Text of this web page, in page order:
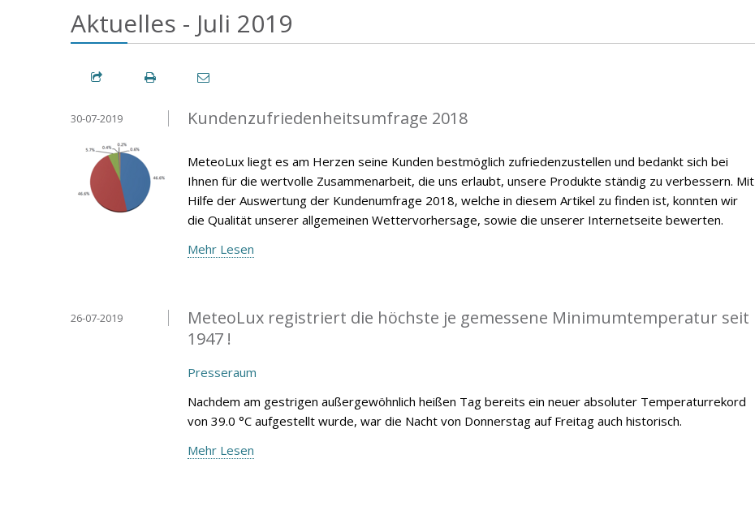
Aktuelles - Juli 2019
Kundenzufriedenheitsumfrage 2018
30-07-2019
MeteoLux liegt es am Herzen seine Kunden bestmöglich zufriedenzustellen und bedankt sich bei
Ihnen für die wertvolle Zusammenarbeit, die uns erlaubt, unsere Produkte ständig zu verbessern. Mit
Hilfe der Auswertung der Kundenumfrage 2018, welche in diesem Artikel zu finden ist, konnten wir
die Qualität unserer allgemeinen Wettervorhersage, sowie die unserer Internetseite bewerten.
Mehr Lesen
MeteoLux registriert die höchste je gemessene Minimumtemperatur seit
1947 !
26-07-2019
Presseraum
Nachdem am gestrigen außergewöhnlich heißen Tag bereits ein neuer absoluter Temperaturrekord
von 39.0 °C aufgestellt wurde, war die Nacht von Donnerstag auf Freitag auch historisch.
Mehr Lesen